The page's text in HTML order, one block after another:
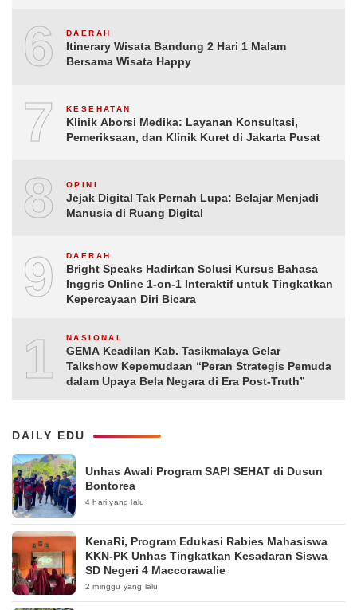
6 DAERAH
Itinerary Wisata Bandung 2 Hari 1 Malam
Bersama Wisata Happy
7 KESEHATAN
Klinik Aborsi Medika: Layanan Konsultasi,
Pemeriksaan, dan Klinik Kuret di Jakarta Pusat
8 OPINI
Jejak Digital Tak Pernah Lupa: Belajar Menjadi
Manusia di Ruang Digital
9 DAERAH
Bright Speaks Hadirkan Solusi Kursus Bahasa
Inggris Online 1-on-1 Interaktif untuk Tingkatkan
Kepercayaan Diri Bicara
10NASIONAL
GEMA Keadilan Kab. Tasikmalaya Gelar
Talkshow Kepemudaan “Peran Strategis Pemuda
dalam Upaya Bela Negara di Era Post-Truth”
DAILY EDU
Unhas Awali Program SAPI SEHAT di Dusun
Bontorea
4 hari yang lalu
KenaRi, Program Edukasi Rabies Mahasiswa
KKN-PK Unhas Tingkatkan Kesadaran Siswa
SD Negeri 4 Maccorawalie
2 minggu yang lalu